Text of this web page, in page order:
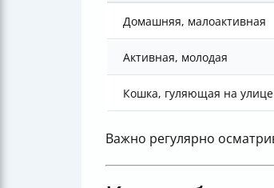
Домашняя, малоактивная
Активная, молодая
Кошка, гуляющая на улице
Важно регулярно